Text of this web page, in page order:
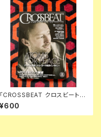
「CROSSBEAT クロスビート 2
013 3月号 特集:トム・ヨーク」
アトモスフォーピース レディオヘ
ッド ジム・オルーク プロコル・ハ
¥600